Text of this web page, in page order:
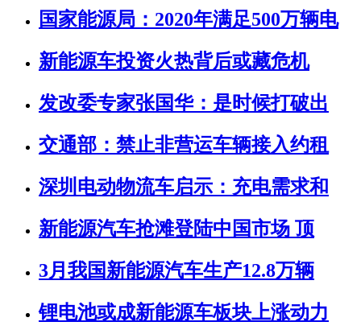
国家能源局：2020年满足500万辆电
新能源车投资火热背后或藏危机
发改委专家张国华：是时候打破出
交通部：禁止非营运车辆接入约租
深圳电动物流车启示：充电需求和
新能源汽车抢滩登陆中国市场 顶
3月我国新能源汽车生产12.8万辆
锂电池或成新能源车板块上涨动力